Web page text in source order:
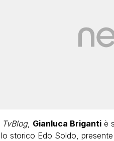
TvBlog, Gianluca Brigantiè
storico Edo Soldo,